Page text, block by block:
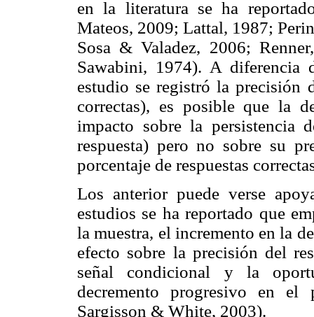
en la literatura se ha
Mateos, 2009; Lattal, 1987;
Sosa & Valadez, 2006;
Sawabini, 1974). A diferencia
estudio se registró la precisión
correctas), es posible que la
impacto sobre la persistencia
respuesta) pero no sobre su
porcentaje de respuestas
Los anterior puede verse
estudios se ha reportado que
la muestra, el incremento en la
efecto sobre la precisión del
señal condicional y la
decremento progresivo en el
Sargisson & White, 2003).